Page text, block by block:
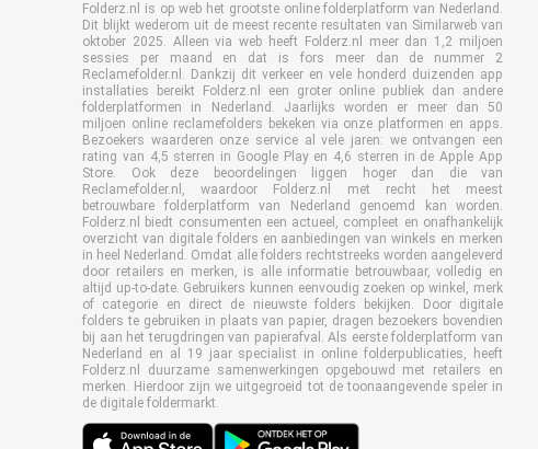
Folderz.nl is op web het grootste online folderplatform van Nederland.
Dit blijkt wederom uit de meest recente resultaten van Similarweb van
oktober 2025. Alleen via web heeft Folderz.nl meer dan 1,2 miljoen
sessies per maand en dat is fors meer dan de nummer 2
Reclamefolder.nl. Dankzij dit verkeer en vele honderd duizenden app
installaties bereikt Folderz.nl een groter online publiek dan andere
folderplatformen in Nederland. Jaarlijks worden er meer dan 50
miljoen online reclamefolders bekeken via onze platformen en apps.
Bezoekers waarderen onze service al vele jaren: we ontvangen een
rating van 4,5 sterren in Google Play en 4,6 sterren in de Apple App
Store. Ook deze beoordelingen liggen hoger dan die van
Reclamefolder.nl, waardoor Folderz.nl met recht het meest
betrouwbare folderplatform van Nederland genoemd kan worden.
Folderz.nl biedt consumenten een actueel, compleet en onafhankelijk
overzicht van digitale folders en aanbiedingen van winkels en merken
in heel Nederland. Omdat alle folders rechtstreeks worden aangeleverd
door retailers en merken, is alle informatie betrouwbaar, volledig en
altijd up-to-date. Gebruikers kunnen eenvoudig zoeken op winkel, merk
of categorie en direct de nieuwste folders bekijken. Door digitale
folders te gebruiken in plaats van papier, dragen bezoekers bovendien
bij aan het terugdringen van papierafval. Als eerste folderplatform van
Nederland en al 19 jaar specialist in online folderpublicaties, heeft
Folderz.nl duurzame samenwerkingen opgebouwd met retailers en
merken. Hierdoor zijn we uitgegroeid tot de toonaangevende speler in
de digitale foldermarkt.